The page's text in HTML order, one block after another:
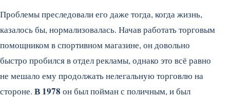
Проблемы преследовали его даже тогда, когда жизнь,
казалось бы, нормализовалась. Начав работать торговым
помощником в спортивном магазине, он довольно
быстро пробился в отдел рекламы, однако это всё равно
не мешало ему продолжать нелегальную торговлю на
стороне. В 1978 он был пойман с поличным, и был